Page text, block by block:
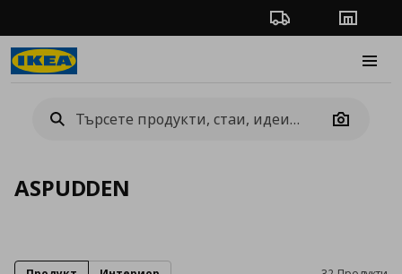
Проследяване на
Camera
ASPUDDEN